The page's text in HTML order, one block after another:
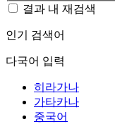
결과 내 재검색
인기 검색어
다국어 입력
히라가나
가타카나
중국어